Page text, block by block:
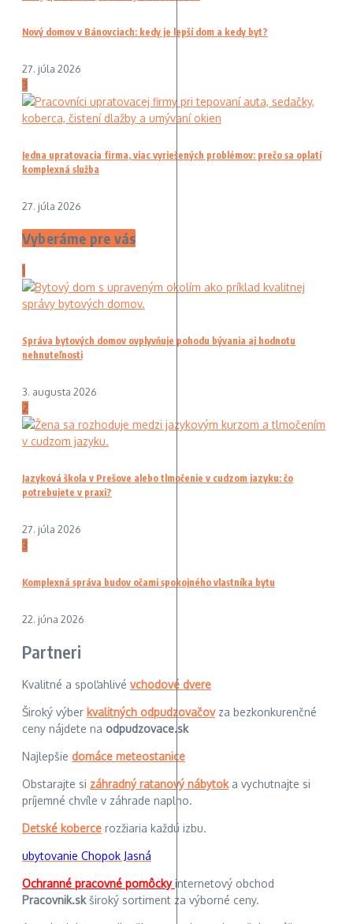
Nový domov v Bánovciach: kedy je lepší dom a kedy byt?
27. júla 2026
3
Jedna upratovacia firma, viac vyriešených problémov: prečo sa oplatí
komplexná služba
27. júla 2026
Vyberáme pre vás
1
Správa bytových domov ovplyvňuje pohodu bývania aj hodnotu
nehnuteľnosti
3. augusta 2026
2
Jazyková škola v Prešove alebo tlmočenie v cudzom jazyku: čo
potrebujete v praxi?
27. júla 2026
3
Komplexná správa budov očami spokojného vlastníka bytu
22. júna 2026
Partneri
Kvalitné a spoľahlivé vchodové dvere
Široký výber kvalitných odpudzovačovza bezkonkurenčné
ceny nájdete na odpudzovace.sk
Najlepšie domáce meteostanice
Obstarajte si záhradný ratanový nábytoka vychutnajte si
príjemné chvíle v záhrade naplno.
Detské koberce rozžiaria každú izbu.
ubytovanie Chopok Jasná
Ochranné pracovné pomôckyinternetový obchod
Pracovnik.skširoký sortiment za výborné ceny.